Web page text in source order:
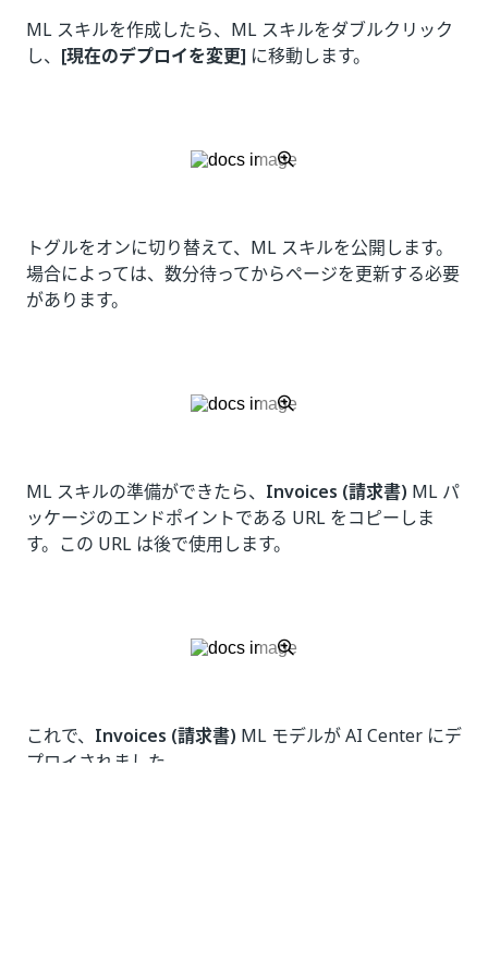
ML スキルを作成したら、ML スキルをダブルクリック
し、 [現在のデプロイを変更] に移動します。
トグルをオンに切り替えて、ML スキルを公開します。
場合によっては、数分待ってからページを更新する必要
があります。
ML スキルの準備ができたら、 Invoices (請求書) ML パ
ッケージのエンドポイントである URL をコピーしま
す。この URL は後で使用します。
これで、 Invoices (請求書) ML モデルが AI Center にデ
プロイされました。